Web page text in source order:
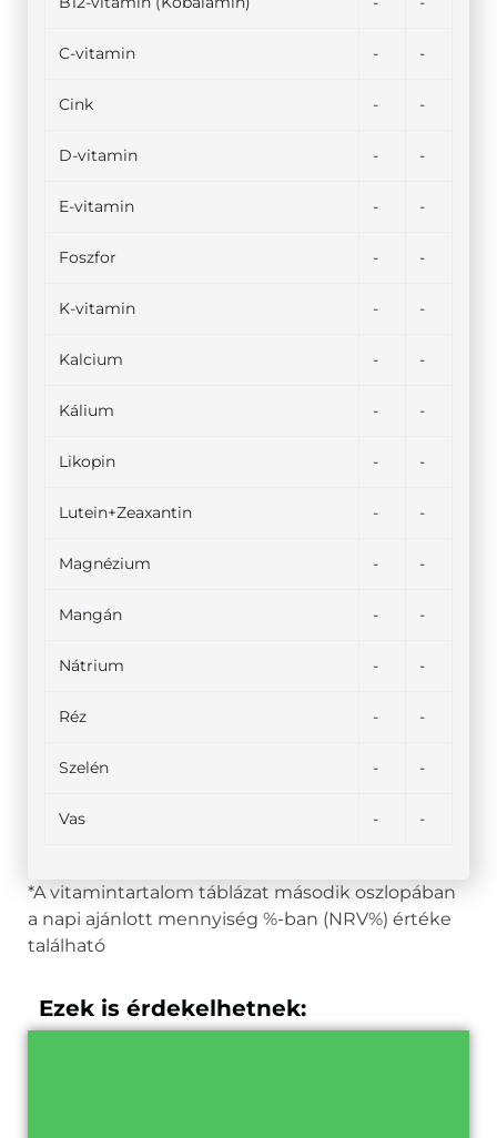
C-vitamin - -
Cink - -
D-vitamin - -
E-vitamin - -
Foszfor - -
K-vitamin - -
Kalcium - -
Kálium - -
Likopin - -
Lutein+Zeaxantin - -
Magnézium - -
Mangán - -
Nátrium - -
Réz - -
Szelén - -
Vas - -
*A vitamintartalom táblázat második oszlopában
a napi ajánlott mennyiség %-ban (NRV%) értéke
található
Ezek is érdekelhetnek: